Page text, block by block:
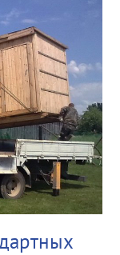
Эвакуация
Эвакуация
Эвакуация
Эвакуация
Эвакуатор на
Услуги